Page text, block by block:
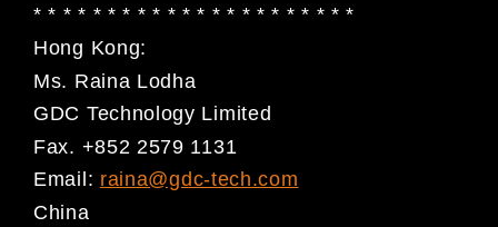
* * * * * * * * * * * * * * * * * * * * * *
Hong Kong:
Ms. Raina Lodha
GDC Technology Limited
Fax. +852 2579 1131
Email: raina@gdc-tech.com
China